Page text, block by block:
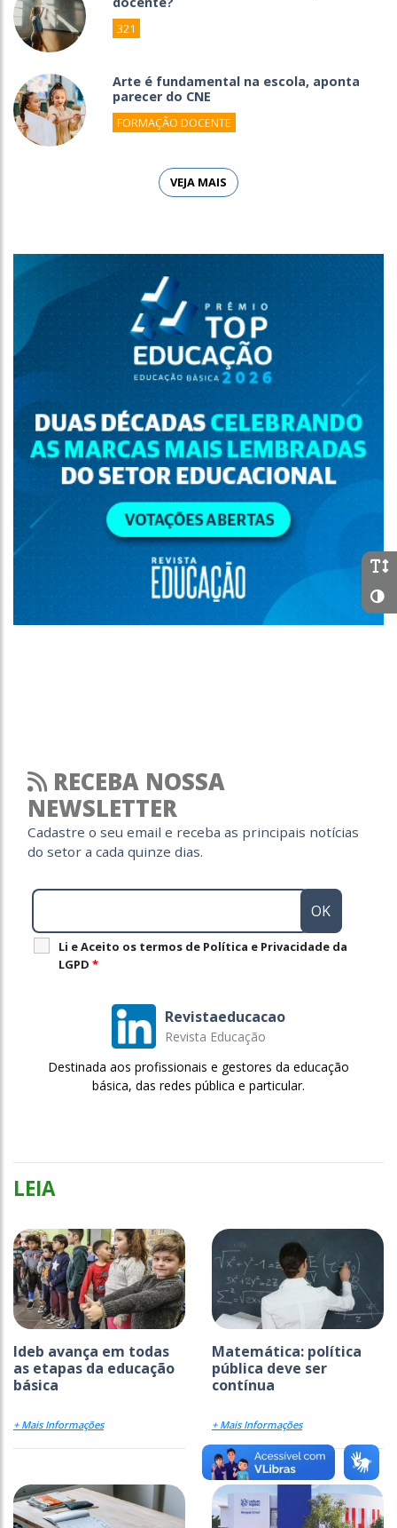
321
Arte é fundamental na escola, aponta
parecer do CNE
FORMAÇÃO DOCENTE
VEJA MAIS
RECEBA NOSSA
NEWSLETTER
Cadastre o seu email e receba as principais notícias
do setor a cada quinze dias.
Li e Aceito os termos de Política e Privacidade da
LGPD *
Revistaeducacao
Revista Educação
Destinada aos profissionais e gestores da educação
básica, das redes pública e particular.
LEIA
Ideb avança em todas
as etapas da educação
básica
+ Mais Informações
Matemática: política
pública deve ser
contínua
+ Mais Informações